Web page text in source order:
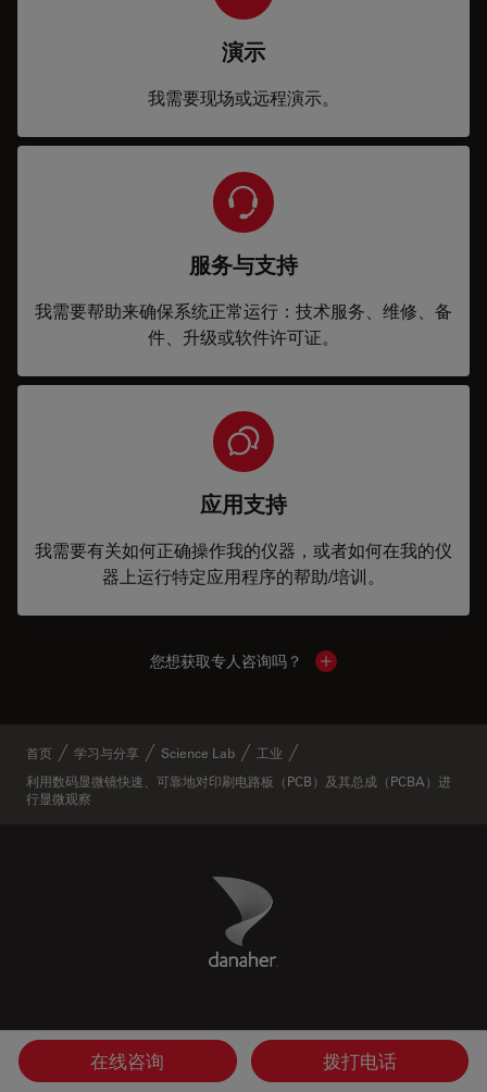
演示
我需要现场或远程演示。
服务与支持
我需要帮助来确保系统正常运行：技术服务、维修、备
件、升级或软件许可证。
应用支持
我需要有关如何正确操作我的仪器，或者如何在我的仪
器上运行特定应用程序的帮助/培训。
您想获取专人咨询吗？ Show local contacts
首页 学习与分享 Science Lab
工业
利用数码显微镜快速、可靠地对印刷电路板（PCB）及其总成（PCBA）进
行显微观察
Danaher Logo
公司
法律
在线咨询 拨打电话